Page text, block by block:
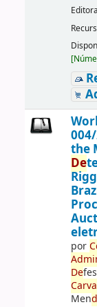
[
the
De
por
De
Men